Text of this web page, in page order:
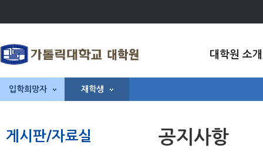
대학원 소개
입학희망자 재학생
게시판/자료실 공지사항